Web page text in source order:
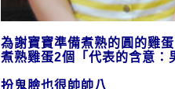
為謝寶寶準備煮熟的 圓的雞
煮熟雞蛋2個「代表的含意：
扮鬼臉也很帥帥八